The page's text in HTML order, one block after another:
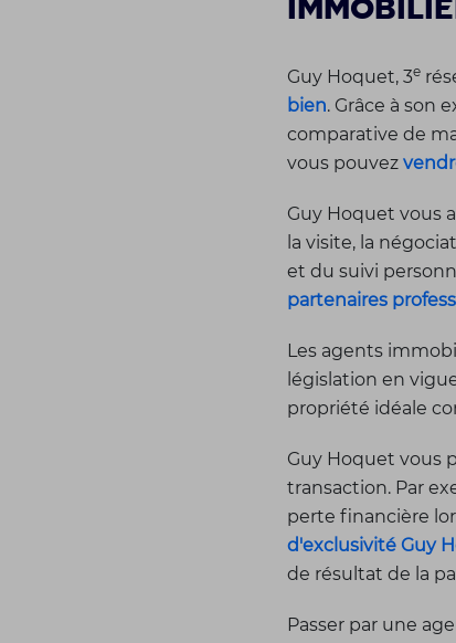
Guy Hoquet, 3e
bien. Grâce à son
comparative de
vous pouvez
Guy Hoquet vous
la visite, la
et du suivi
partenaires
Les agents
législation en
propriété idéale
Guy Hoquet vous
transaction. Par
perte financière
d'exclusivité Guy
de résultat de la
Passer par une